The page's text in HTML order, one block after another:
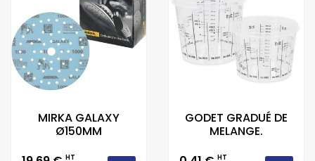
MIRKA GALAXY
Ø150MM
HT
GODET GRADUÉ DE
MELANGE.
HT